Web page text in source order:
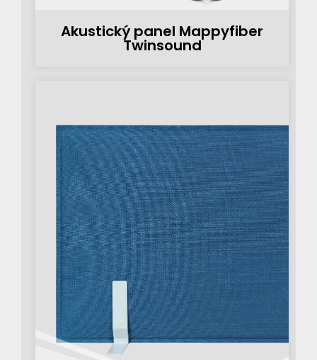
Akustický panel Mappyfiber
Twinsound